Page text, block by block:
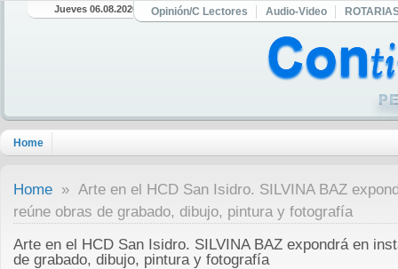
Jueves 06.08.2026 Opinión/C Lectores Audio-Video
Home
Home » Arte en el HCD San Isidro. SILVINA BAZ
reúne obras de grabado, dibujo, pintura y fotografía
Arte en el HCD San Isidro. SILVINA BAZ expondrá en
de grabado, dibujo, pintura y fotografía